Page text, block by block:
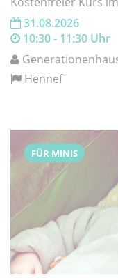
31.08.2026
10:30 - 11:30 Uhr
Hennef
FÜR MINIS